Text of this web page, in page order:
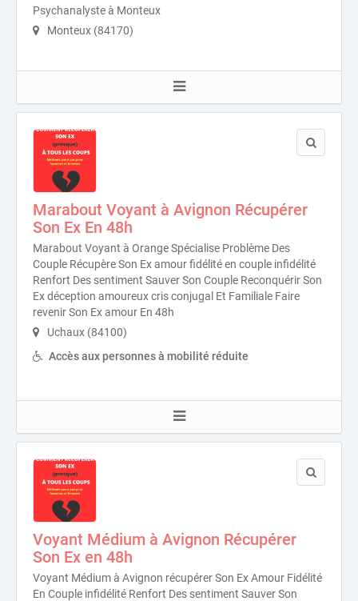
Psychanalyste à Monteux
Monteux (84170)
Marabout Voyant à Avignon Récupérer
Son Ex En 48h
Marabout Voyant à Orange Spécialise Problème Des
Couple Récupère Son Ex amour fidélité en couple infidélité
Renfort Des sentiment Sauver Son Couple Reconquérir Son
Ex déception amoureux cris conjugal Et Familiale Faire
revenir Son Ex amour En 48h
Uchaux (84100)
Accès aux personnes à mobilité réduite
Voyant Médium à Avignon Récupérer
Son Ex en 48h
Voyant Médium à Avignon récupérer Son Ex Amour Fidélité
En Couple infidélité Renfort Des sentiment Sauver Son